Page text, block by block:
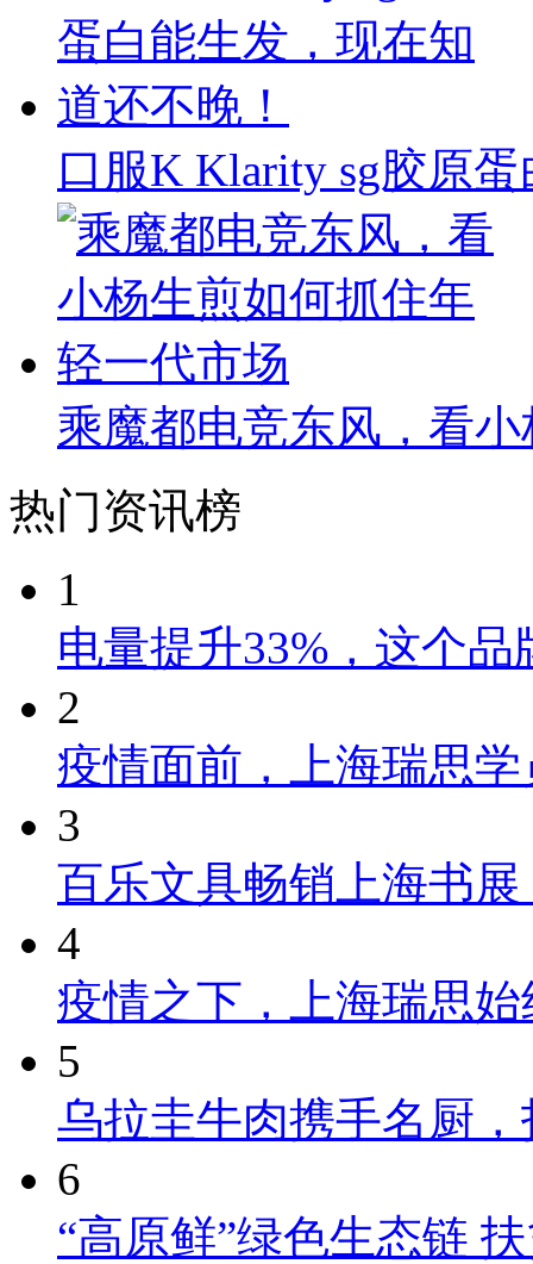
口服K Klarity sg胶原
乘魔都电竞东风，看
热门资讯榜
1
电量提升33%，这个
2
疫情面前，上海瑞思
3
百乐文具畅销上海书
4
疫情之下，上海瑞思
5
乌拉圭牛肉携手名厨
6
“高原鲜”绿色生态链